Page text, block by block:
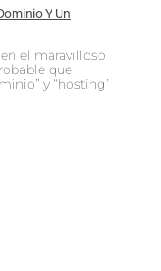
Y Un
el maravilloso
que
y “hosting”